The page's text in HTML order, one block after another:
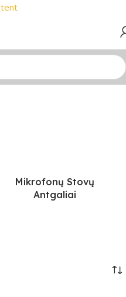
Nemokamas pristatymas
Mikrofonų Stovų
Antgaliai